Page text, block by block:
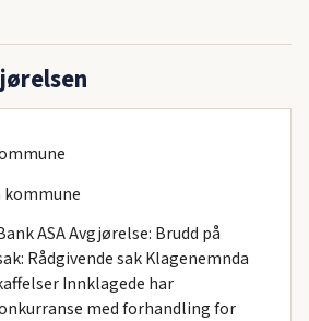
ASA Avgjørelse: Brudd på
Rådgivende sak Klagenemnda
Innklagede har
med forhandling for